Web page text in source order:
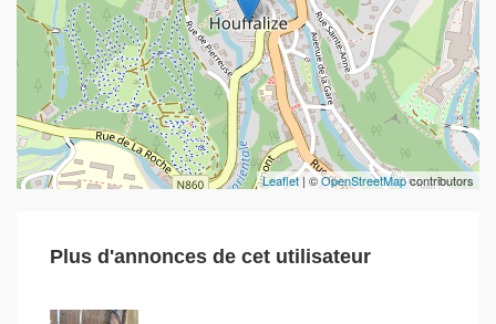
Leaflet| ©OpenStreetMapcontributors
Plus d'annonces de cet utilisateur